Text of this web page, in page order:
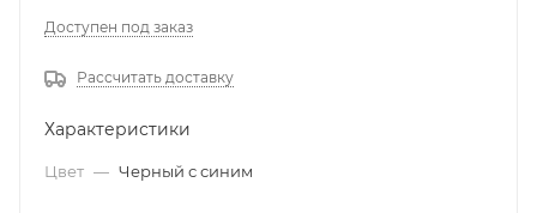
Доступен под заказ
Рассчитать доставку
Характеристики
Цвет — Черный с синим